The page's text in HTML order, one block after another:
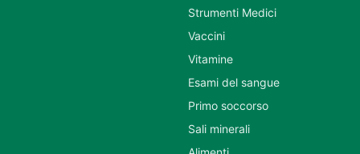
Strumenti Medici
Vaccini
Vitamine
Esami del sangue
Primo soccorso
Sali minerali